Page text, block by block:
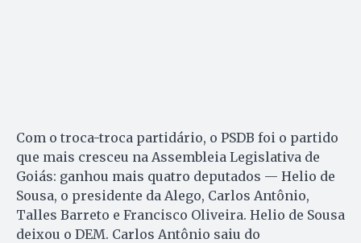
Com o troca-troca partidário, o PSDB foi o partido
que mais cresceu na Assembleia Legislativa de
Goiás: ganhou mais quatro deputados — Helio de
Sousa, o presidente da Alego, Carlos Antônio,
Talles Barreto e Francisco Oliveira. Helio de Sousa
deixou o DEM. Carlos Antônio saiu do